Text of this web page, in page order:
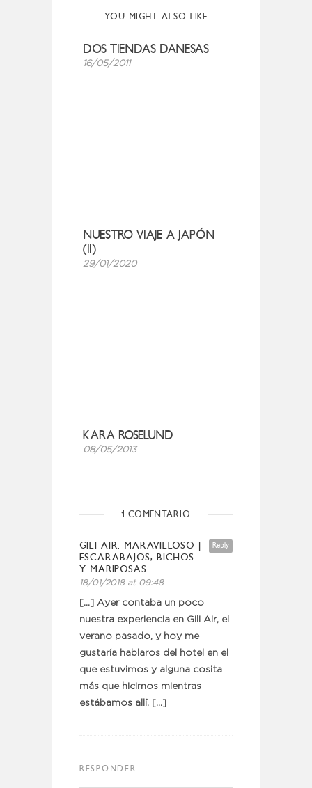
YOU MIGHT ALSO LIKE
DOS TIENDAS DANESAS
16/05/2011
NUESTRO VIAJE A JAPÓN
(II)
29/01/2020
KARA ROSELUND
08/05/2013
1 COMENTARIO
Reply
GILI AIR: MARAVILLOSO |
ESCARABAJOS, BICHOS
Y MARIPOSAS
18/01/2018 at 09:48
[…] Ayer contaba un poco
nuestra experiencia en Gili Air, el
verano pasado, y hoy me
gustaría hablaros del hotel en el
que estuvimos y alguna cosita
más que hicimos mientras
estábamos allí. […]
RESPONDER